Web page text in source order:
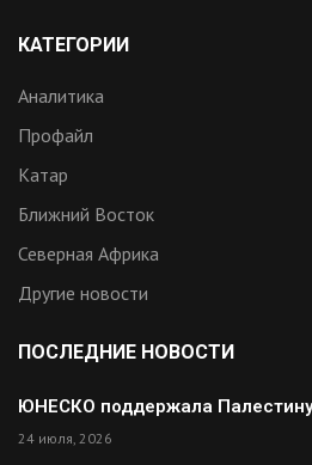
КАТЕГОРИИ
Аналитика
Профайл
Катар
Ближний Восток
Северная Африка
Другие новости
ПОСЛЕДНИЕ НОВОСТИ
ЮНЕСКО поддержала
24 июля, 2026